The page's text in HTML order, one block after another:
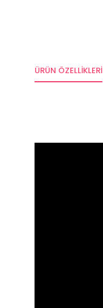
ÜRÜN ÖZELLIKLERI